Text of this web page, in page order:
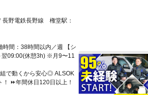
間：38時間以内／週 【シ
翌09:00(休憩3h) ※月9〜11
で動くから安心◎ ALSOK
⏩年間休日120日以上！